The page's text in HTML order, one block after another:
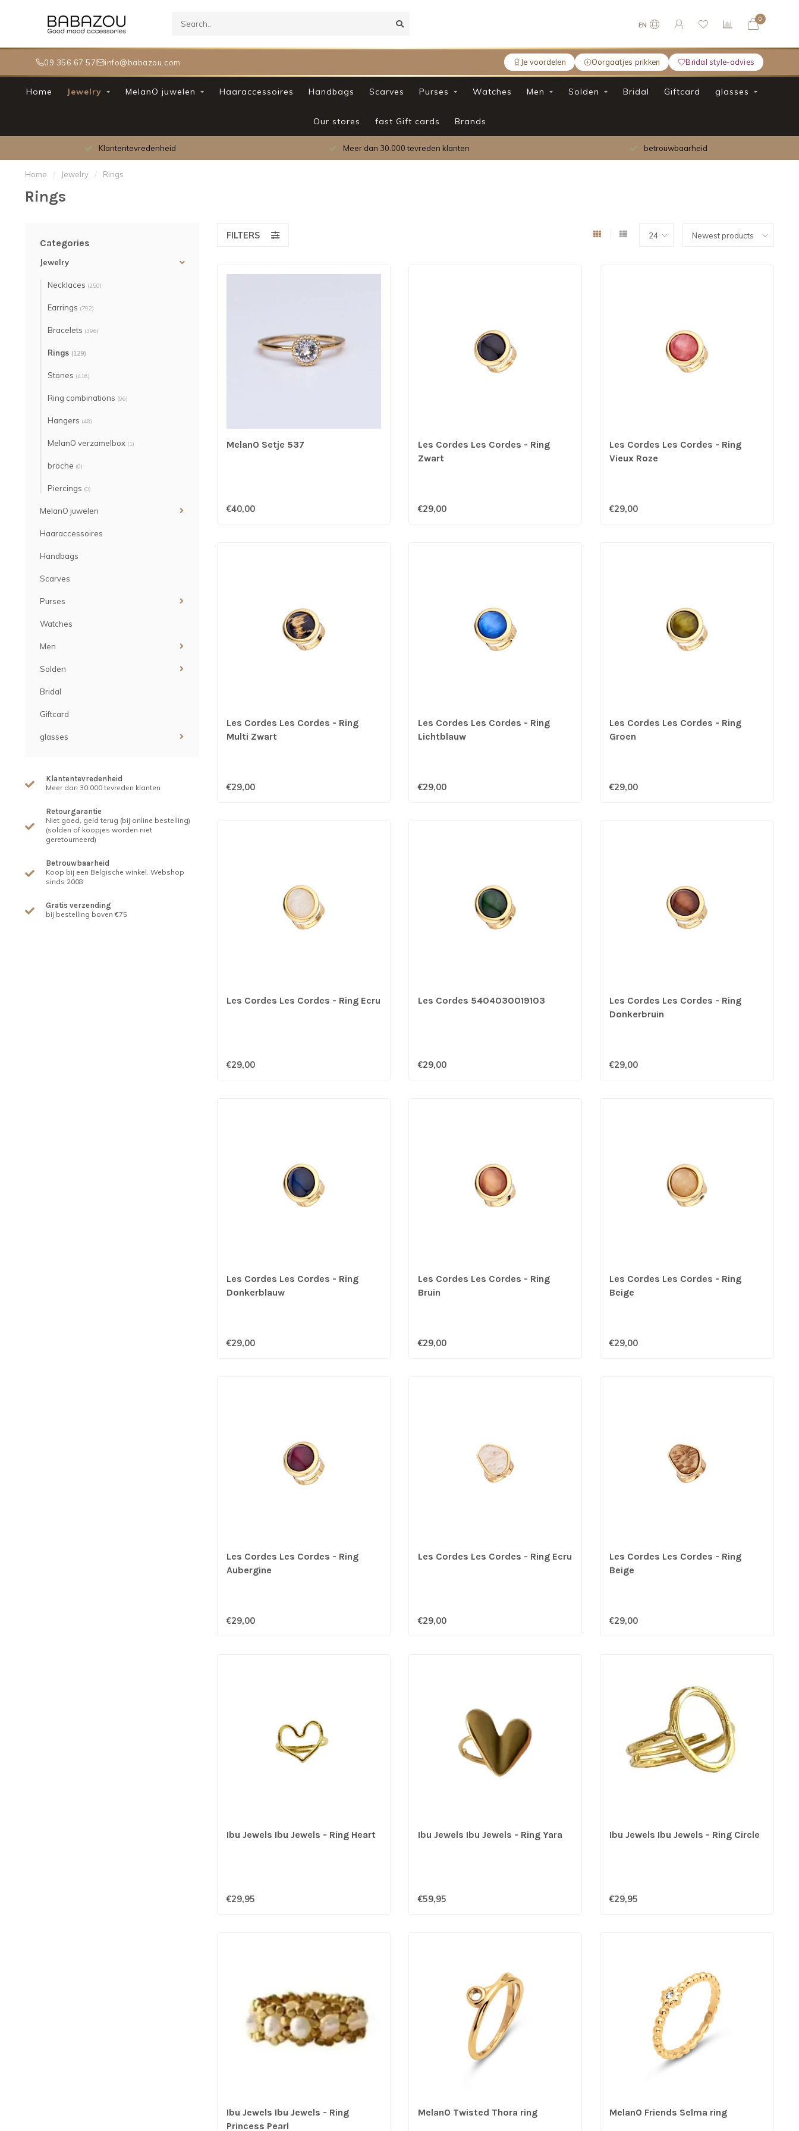
09 356 67 57 info@babazou.com Je voordelen Oorgaatjes prikken Bridal style-advies
EN
0
Home Jewelry MelanO juwelen Haaraccessoires Handbags Scarves Purses Watches Men Solden Bridal Giftcard glasses
Our stores fast Gift cards Brands
Klantentevredenheid Meer dan 30.000 tevreden klanten betrouwbaarheid
Home / Jewelry / Rings
Rings
Categories
Jewelry
Necklaces (250)
Earrings (792)
Bracelets (396)
Rings (129)
Stones (416)
Ring combinations (96)
Hangers (48)
MelanO verzamelbox (1)
broche (0)
Piercings (0)
MelanO juwelen
Haaraccessoires
Handbags
Scarves
Purses
Watches
Men
Solden
Bridal
Giftcard
glasses
Klantentevredenheid
Meer dan 30.000 tevreden klanten
Retourgarantie
Niet goed, geld terug (bij online bestelling)
(solden of koopjes worden niet
geretourneerd)
Betrouwbaarheid
Koop bij een Belgische winkel. Webshop
sinds 2008
Gratis verzending
bij bestelling boven €75
FILTERS
MelanO Setje 537
€40,00
Les Cordes Les Cordes - Ring
Zwart
€29,00
Les Cordes Les Cordes - Ring
Vieux Roze
€29,00
Les Cordes Les Cordes - Ring
Multi Zwart
€29,00
Les Cordes Les Cordes - Ring
Lichtblauw
€29,00
Les Cordes Les Cordes - Ring
Groen
€29,00
Les Cordes Les Cordes - Ring Ecru
€29,00
Les Cordes 5404030019103
€29,00
Les Cordes Les Cordes - Ring
Donkerbruin
€29,00
Les Cordes Les Cordes - Ring
Donkerblauw
€29,00
Les Cordes Les Cordes - Ring
Bruin
€29,00
Les Cordes Les Cordes - Ring
Beige
€29,00
Les Cordes Les Cordes - Ring
Aubergine
€29,00
Les Cordes Les Cordes - Ring Ecru
€29,00
Les Cordes Les Cordes - Ring
Beige
€29,00
Ibu Jewels Ibu Jewels - Ring Heart
€29,95
Ibu Jewels Ibu Jewels - Ring Yara
€59,95
Ibu Jewels Ibu Jewels - Ring Circle
€29,95
Ibu Jewels Ibu Jewels - Ring
Princess Pearl
MelanO Twisted Thora ring MelanO Friends Selma ring